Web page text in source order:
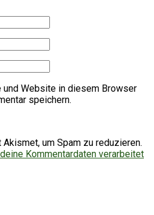
und Website in diesem Browser
speichern.
um Spam zu reduzieren.
Kommentardaten verarbeitet